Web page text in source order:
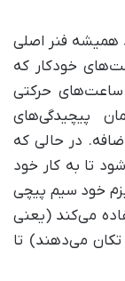
همیشه فنر اصلی
خودکار که
حرکتی
پیچیدگی‌های
در حالی که
تا به کار خود
خود سیم پیچی
می‌کند (یعنی
تکان می‌دهند) تا